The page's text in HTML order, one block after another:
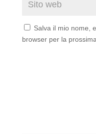
Salva il mio nome,
browser per la